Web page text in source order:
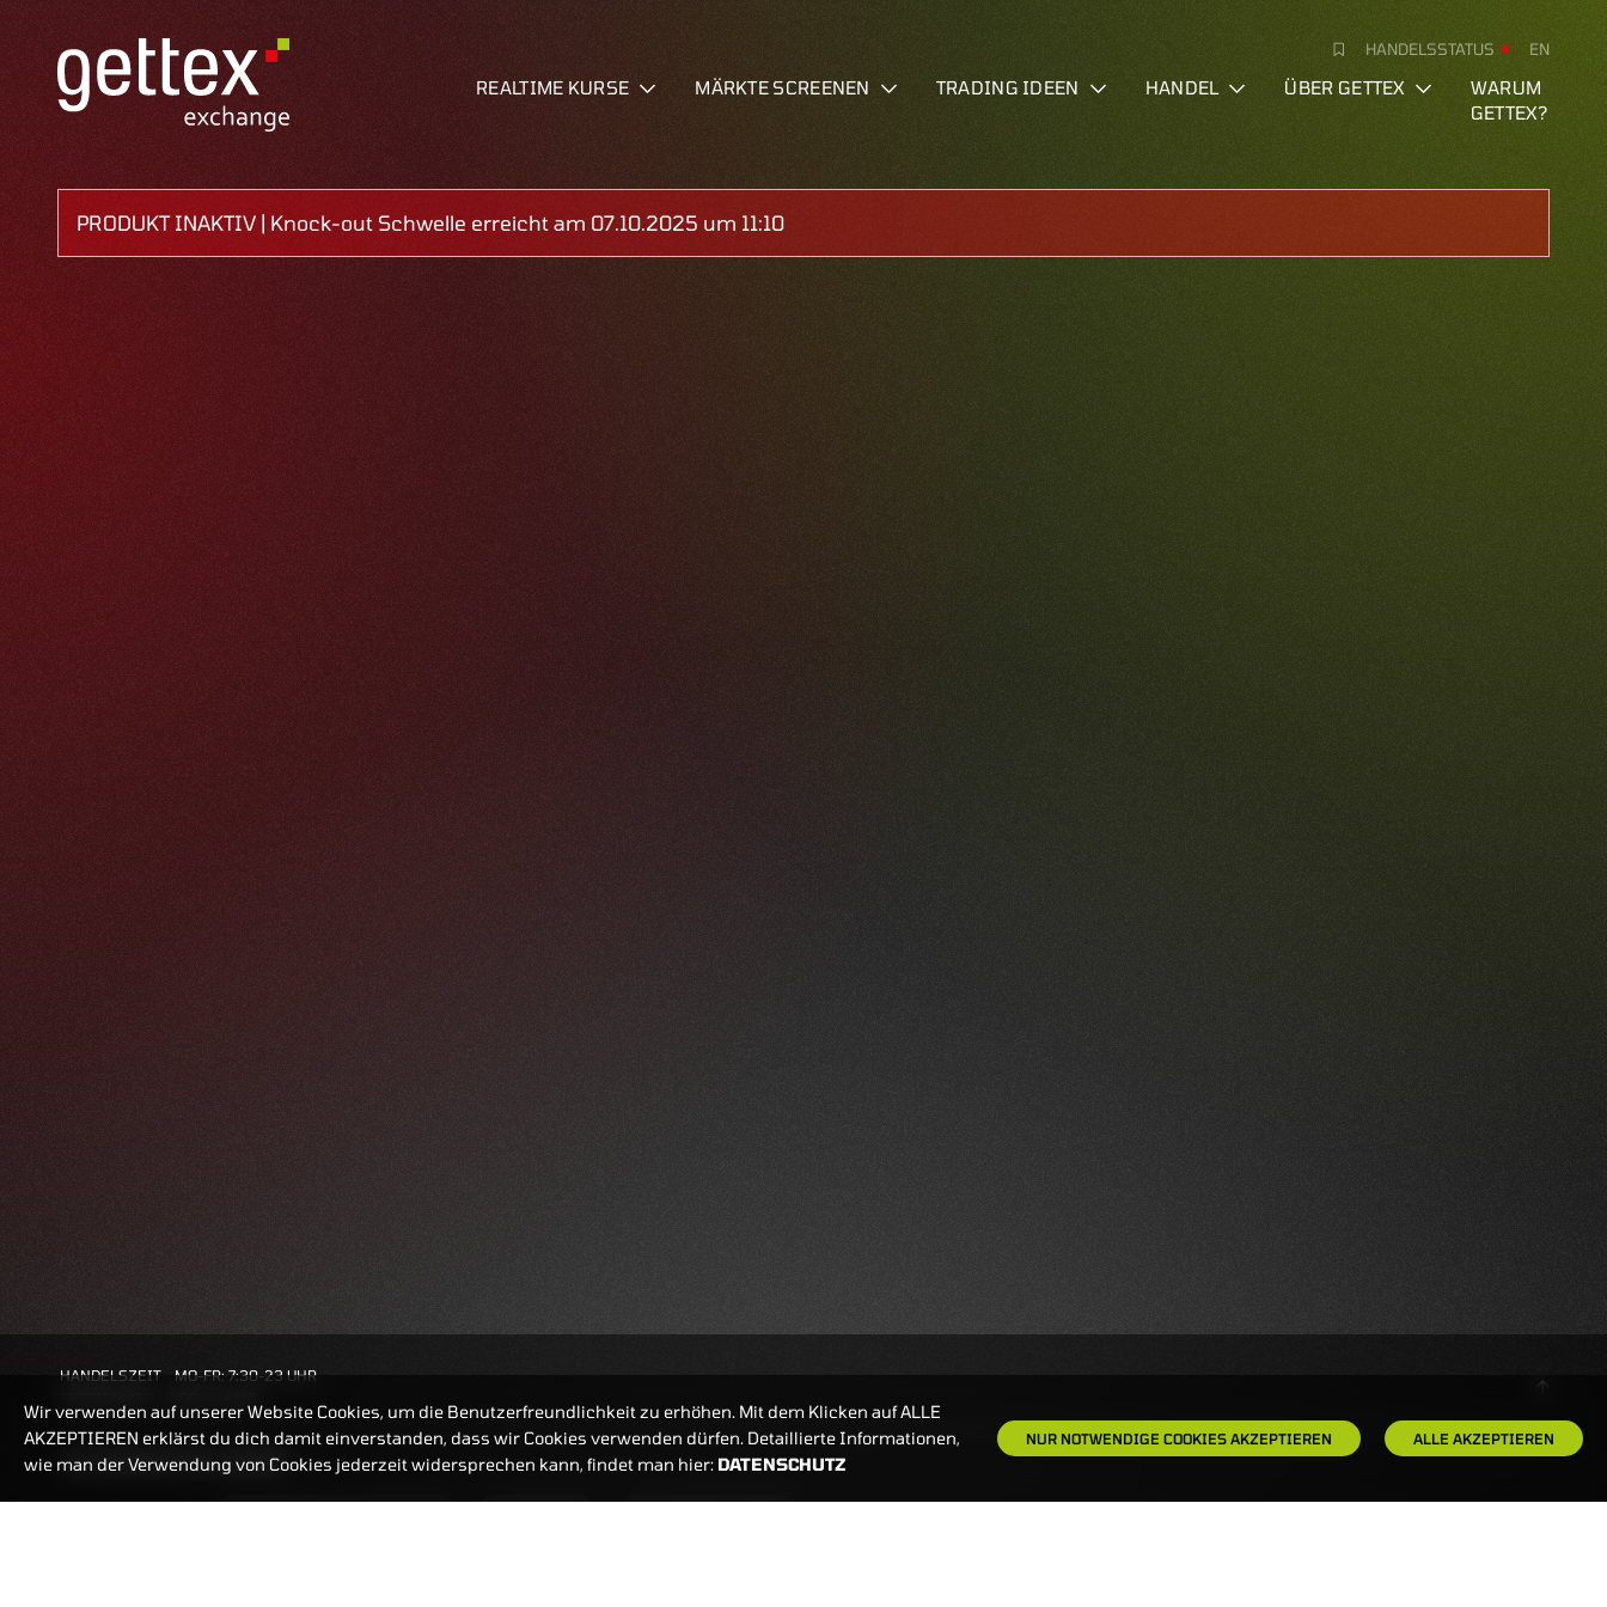
HANDELSSTATUS EN
REALTIME KURSE MÄRKTE SCREENEN TRADING IDEEN HANDEL ÜBER GETTEX
WARUM
GETTEX?
PRODUKT INAKTIV | Knock-out Schwelle erreicht am 07.10.2025 um 11:10
BANKEINSTELLUNGEN
HANDELSZEIT
MO-FR: 7:30-23 UHR
Wir verwenden auf unserer Website Cookies, um die Benutzerfreundlichkeit zu erhöhen. Mit dem Klicken auf ALLE
AKZEPTIEREN erklärst du dich damit einverstanden, dass wir Cookies verwenden dürfen. Detaillierte Informationen,
wie man der Verwendung von Cookies jederzeit widersprechen kann, findet man hier: DATENSCHUTZ
NUR NOTWENDIGE COOKIES AKZEPTIEREN ALLE AKZEPTIEREN